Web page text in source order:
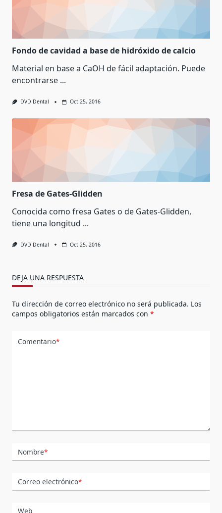
Fondo de cavidad a base de hidróxido de calcio
Material en base a CaOH de fácil adaptación. Puede
encontrarse ...
DVD Dental Oct 25, 2016
Fresa de Gates-Glidden
Conocida como fresa Gates o de Gates-Glidden,
tiene una longitud ...
DVD Dental Oct 25, 2016
DEJA UNA RESPUESTA
Tu dirección de correo electrónico no será publicada. Los
campos obligatorios están marcados con *
Comentario*
Nombre*
Correo electrónico*
Web